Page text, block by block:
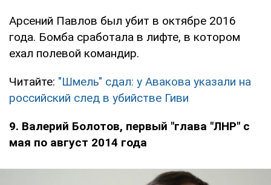
Арсений Павлов был убит в октябре 2016
года. Бомба сработала в лифте, в котором
ехал полевой командир.
Читайте: "Шмель" сдал: у Авакова указали на
российский след в убийстве Гиви
9. Валерий Болотов, первый "глава "ЛНР" с
мая по август 2014 года